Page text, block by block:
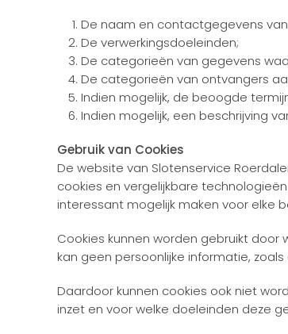
De naam en contactgegevens
De verwerkingsdoeleinden;
De categorieën van gegevens
De categorieën van ontvangers
Indien mogelijk, de beoogde
Indien mogelijk, een beschrijving
Gebruik van Cookies
De website van Slotenservice
cookies en vergelijkbare
interessant mogelijk maken voor elke
Cookies kunnen worden gebruikt door
kan geen persoonlijke informatie,
Daardoor kunnen cookies ook niet
inzet en voor welke doeleinden deze